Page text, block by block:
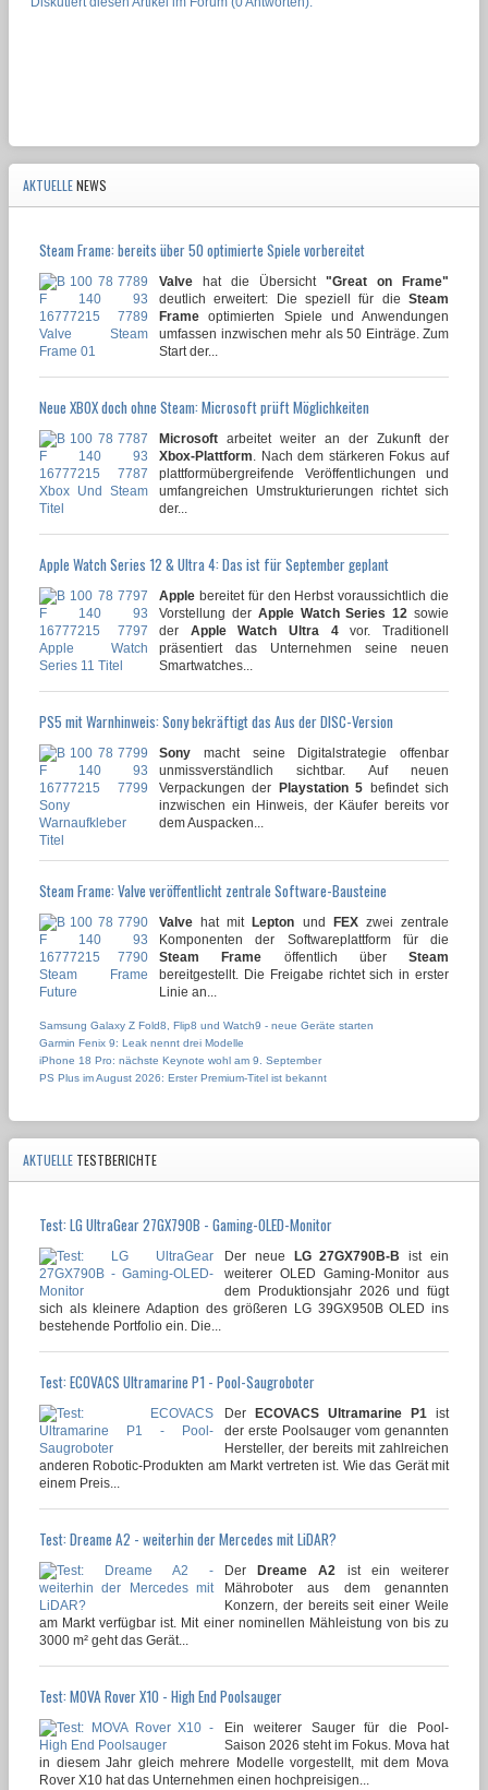
AKTUELLENEWS
Steam Frame: bereits über 50 optimierte Spiele vorbereitet
Valve hat die Übersicht "Great on Frame"
deutlich erweitert: Die speziell für die Steam
Frame optimierten Spiele und Anwendungen
umfassen inzwischen mehr als 50 Einträge. Zum
Start der...
Neue XBOX doch ohne Steam: Microsoft prüft Möglichkeiten
Microsoft arbeitet weiter an der Zukunft der
Xbox-Plattform. Nach dem stärkeren Fokus auf
plattformübergreifende Veröffentlichungen und
umfangreichen Umstrukturierungen richtet sich
der...
Apple Watch Series 12 & Ultra 4: Das ist für September geplant
Apple bereitet für den Herbst voraussichtlich die
Vorstellung der Apple Watch Series 12 sowie
der Apple Watch Ultra 4vor. Traditionell
präsentiert das Unternehmen seine neuen
Smartwatches...
PS5 mit Warnhinweis: Sony bekräftigt das Aus der DISC-Version
Sony macht seine Digitalstrategie offenbar
unmissverständlich sichtbar. Auf neuen
Verpackungen der
Playstation 5 befindet sich
inzwischen ein Hinweis, der Käufer bereits vor
dem Auspacken...
Steam Frame: Valve veröffentlicht zentrale Software-Bausteine
Valve hat mit Lepton und FEXzwei zentrale
Komponenten der Softwareplattform für die
Steam Frame öffentlich über Steam
bereitgestellt. Die Freigabe richtet sich in erster
Linie an...
Samsung Galaxy Z Fold8, Flip8 und Watch9 - neue Geräte starten
Garmin Fenix 9: Leak nennt drei Modelle
iPhone 18 Pro: nächste Keynote wohl am 9. September
PS Plus im August 2026: Erster Premium-Titel ist bekannt
AKTUELLE TESTBERICHTE
Test: LG UltraGear 27GX790B - Gaming-OLED-Monitor
Der neue LG 27GX790B-B
ist ein
weiterer OLED Gaming-Monitor aus
dem Produktionsjahr 2026 und fügt
sich als kleinere Adaption des größeren LG 39GX950B OLED ins
bestehende Portfolio ein. Die...
Test: ECOVACS Ultramarine P1 - Pool-Saugroboter
Der ECOVACS Ultramarine P1 ist
der erste Poolsauger vom genannten
Hersteller, der bereits mit zahlreichen
anderen Robotic-Produkten am Markt vertreten ist. Wie das Gerät mit
einem Preis...
Test: Dreame A2 - weiterhin der Mercedes mit LiDAR?
Der Dreame A2 ist ein weiterer
Mähroboter aus dem genannten
Konzern, der bereits seit einer Weile
am Markt verfügbar ist. Mit einer nominellen Mähleistung von bis zu
3000 m² geht das Gerät...
Test: MOVA Rover X10 - High End Poolsauger
Ein weiterer Sauger für die Pool-
Saison 2026 steht im Fokus. Mova hat
in diesem Jahr gleich mehrere Modelle vorgestellt, mit dem Mova
Rover X10 hat das Unternehmen einen hochpreisigen...